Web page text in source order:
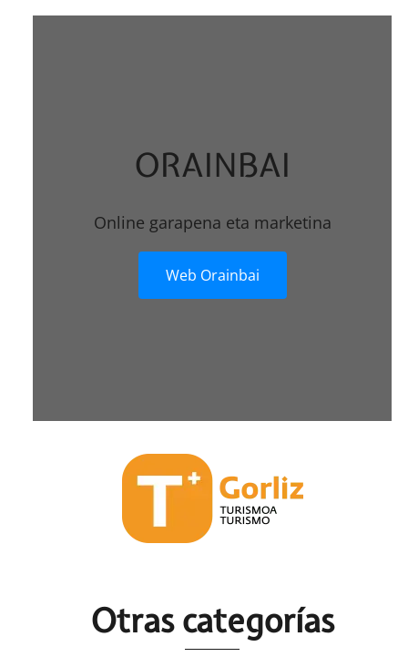
ORAINBAI
Online garapena eta marketina
Web Orainbai
Otras categorías